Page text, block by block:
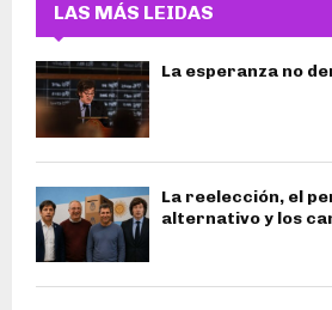
LAS MÁS LEIDAS
La esperanza no
La reelección, el
alternativo y los